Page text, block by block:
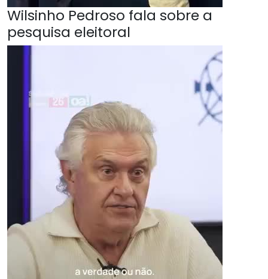
Wilsinho Pedroso fala sobre a
pesquisa eleitoral